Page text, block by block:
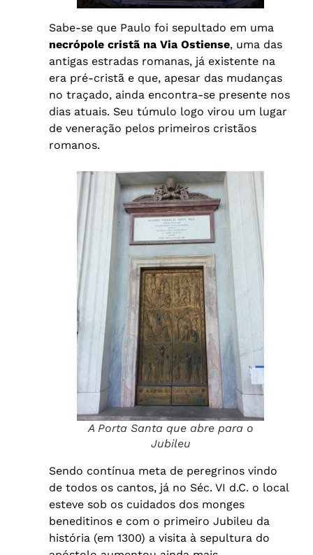
Sabe-se que Paulo foi sepultado em uma
necrópole cristã na Via Ostiense, uma das
antigas estradas romanas, já existente na
era pré-cristã e que, apesar das mudanças
no traçado, ainda encontra-se presente nos
dias atuais. Seu túmulo logo virou um lugar
de veneração pelos primeiros cristãos
romanos.
A Porta Santa que abre para o
Jubileu
Sendo contínua meta de peregrinos vindo
de todos os cantos, já no Séc. VI d.C. o local
esteve sob os cuidados dos monges
beneditinos e com o primeiro Jubileu da
história (em 1300) a visita à sepultura do